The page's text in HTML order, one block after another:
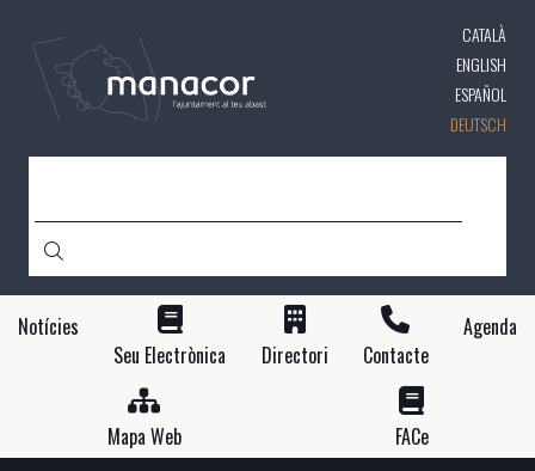
CATALÀ
ENGLISH
ESPAÑOL
DEUTSCH
Notícies
Seu Electrònica
Directori Contacte
Agenda
Mapa Web FACe